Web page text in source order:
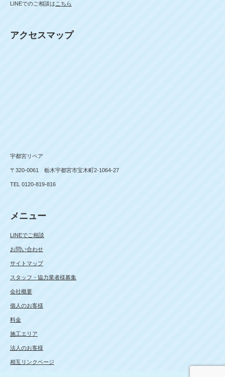
LINEでのご相談は こちら
アクセスマップ
宇都宮リペア
〒320-0061 栃木宇都宮市宝木町2-1064-27
TEL 0120-819-816
メニュー
LINEでご相談
お問い合わせ
サイトマップ
スタッフ・協力業者様募集
会社概要
個人のお客様
料金
施工エリア
法人のお客様
相互リンクページ